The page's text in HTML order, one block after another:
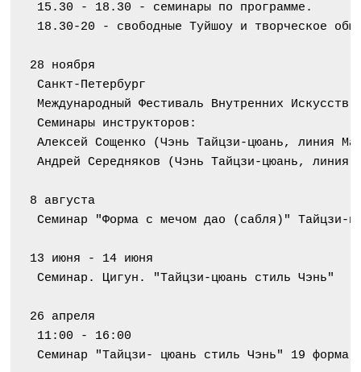
15.30 - 18.30 - семинары по программе.
18.30-20 - свободные Туйшоу и творческое
28 ноября
Санкт-Петербург
Международный Фестиваль Внутренних Искусств
Семинары инструкторов:
Алексей Сощенко (Чэнь Тайцзи-цюань, линия
Андрей Середняков (Чэнь Тайцзи-цюань, линия
8 августа
Семинар "Форма с мечом дао (сабля)" Тайцзи-
13 июня - 14 июня
Семинар. Цигун. "Тайцзи-цюань стиль Чэнь"
26 апреля
11:00 - 16:00
Семинар "Тайцзи- цюань стиль Чэнь" 19 форма.